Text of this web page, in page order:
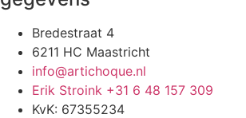
Bredestraat 4
6211 HC Maastricht
info@artichoque.nl
Erik Stroink +31 6 48 157 309
KvK: 67355234